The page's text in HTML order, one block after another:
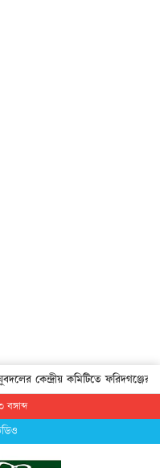
কেন্দ্রীয় কমিটিতে ফরিদগঞ্জের